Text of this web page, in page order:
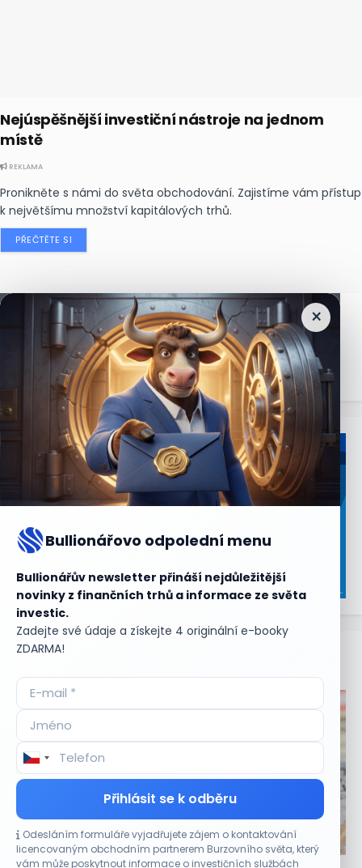
Nejúspěšnější investiční nástroje na jednom
místě
REKLAMA
Pronikněte s námi do světa obchodování. Zajistíme vám přístup
k největšímu množství kapitálových trhů.
PŘEČTĚTE SI
×
Bullionářovo odpolední menu
Bullionářův newsletter přináší nejdůležitější
novinky z finančních trhů a informace ze světa
investic.
Zadejte své údaje a získejte 4 originální e-booky
ZDARMA!
Přihlásit se k odběru
Odesláním formuláře vyjadřujete zájem o kontaktování
licencovaným obchodním partnerem Burzovního světa, který
vám může poskytnout informace o investičních službách
Nejčtenějšízprávy
Aktuální
CO HÝBE TRHEM